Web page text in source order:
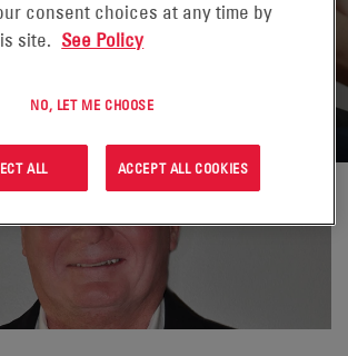
consent choices at any time by
site. See Policy
NO, LET ME CHOOSE
ALL ACCEPT ALL COOKIES